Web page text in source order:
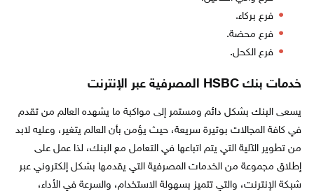
فرع بركاء.
فرع محضة.
فرع الكحل.
خدمات بنك HSBC المصرفية عبر الإنترنت
يسعى البنك بشكل دائم ومستمر إلى مواكبة ما يشهده العالم من تقدم
في كافة المجالات بوتيرة سريعة، حيث يؤمن بأن العالم يتغير، وعليه لابد
من تطوير الآلية التي يتم اتباعها في التعامل مع البنك، لذا عمل على
إطلاق مجموعة من الخدمات المصرفية التي يقدمها بشكل إلكتروني عبر
شبكة الإنترنت، والتي تتميز بسهولة الاستخدام، والسرعة في الأداء،